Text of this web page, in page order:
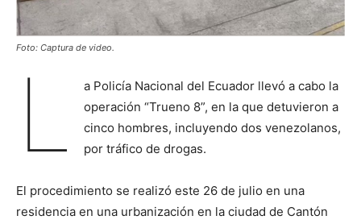
Foto: Captura de video.
L
a Policía Nacional del Ecuador llevó a cabo la
operación “Trueno 8”, en la que detuvieron a
cinco hombres, incluyendo dos venezolanos,
por tráfico de drogas.
El procedimiento se realizó este 26 de julio en una
residencia en una urbanización en la ciudad de Cantón